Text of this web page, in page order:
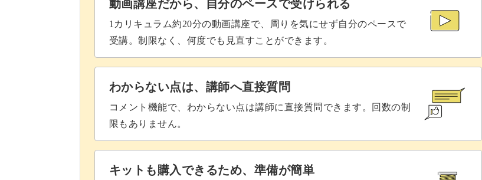
動画講座だから、自分のペースで受けられる
1カリキュラム約20分の動画講座で、周りを気にせず自分のペースで
受講。制限なく、何度でも見直すことができます。
わからない点は、講師へ直接質問
コメント機能で、わからない点は講師に直接質問できます。回数の制
限もありません。
キットも購入できるため、準備が簡単